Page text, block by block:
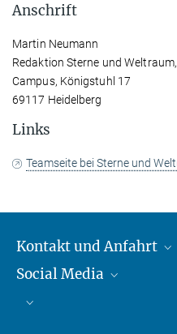
Anschrift
Martin Neumann
Redaktion Sterne und
Campus, Königstuhl 17
69117 Heidelberg
Links
Teamseite bei Sterne und
Kontakt und Anfahrt
Kontakt und Anfahrt
Social Media
Bluesky